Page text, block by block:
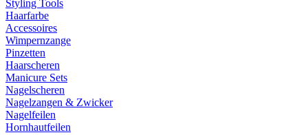
Styling Tools
Haarfarbe
Accessoires
Wimpernzange
Pinzetten
Haarscheren
Manicure Sets
Nagelscheren
Nagelzangen & Zwicker
Nagelfeilen
Hornhautfeilen